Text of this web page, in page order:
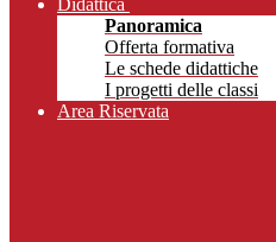
Didattica
Panoramica
Offerta formativa
Le schede didattiche
I progetti delle classi
Area Riservata